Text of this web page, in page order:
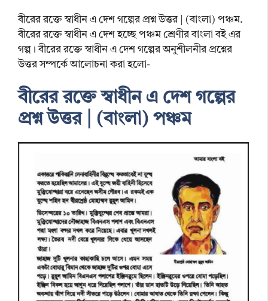
বীরের রক্তে স্বাধীন এ দেশ গল্পের প্রশ্ন উত্তর | (বাংলা) পঞ্চম.
বীরের রক্তে স্বাধীন এ দেশ হচ্ছে পঞ্চম শ্রেণীর বাংলা বই এর
গল্প। বীরের রক্তে স্বাধীন এ দেশ গল্পের অনুশীলনীর প্রশ্নের
উত্তর সম্পর্কে আলোচনা করা হলো-
বীরের রক্তে স্বাধীন এ দেশ গল্পের
প্রশ্ন উত্তর | (বাংলা) পঞ্চম